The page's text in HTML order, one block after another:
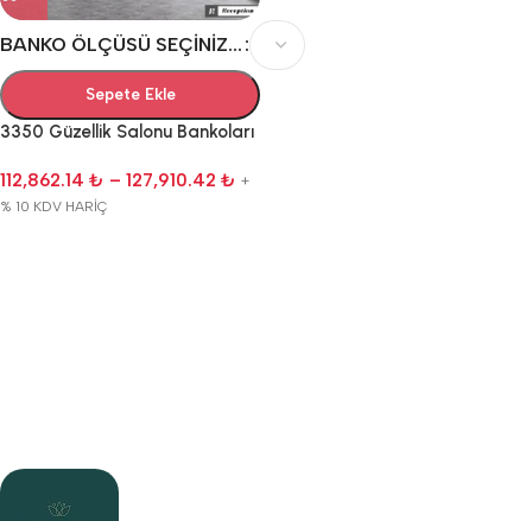
BANKO ÖLÇÜSÜ SEÇINIZ...
Sepete Ekle
3350 Güzellik Salonu Bankoları
112,862.14 ₺ – 127,910.42 ₺ +
% 10 KDV HARİÇ